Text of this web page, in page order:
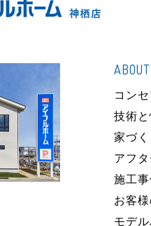
コンセ
技術
家づ
アフ
施工事
お客
モデ